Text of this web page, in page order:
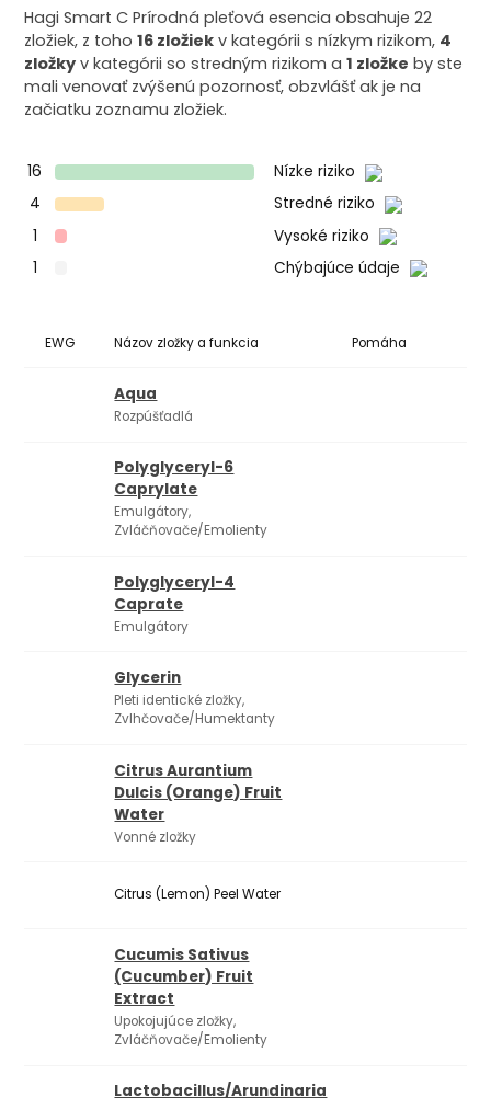
Hagi Smart C Prírodná pleťová esencia obsahuje 22
zložiek, z toho16 zložiek v kategórii s nízkym rizikom, 4
zložky v kategórii so stredným rizikom a1 zložke by ste
mali venovať zvýšenú pozornosť, obzvlášť ak je na
začiatku zoznamu zložiek.
16
Nízke riziko
4
Stredné riziko
1
Vysoké riziko
1
Chýbajúce údaje
EWG Názov zložky a funkcia Pomáha
Aqua
Rozpúšťadlá
Polyglyceryl-6
Caprylate
Emulgátory,
Zvláčňovače/Emolienty
Polyglyceryl-4
Caprate
Emulgátory
Glycerin
Pleti identické zložky,
Zvlhčovače/Humektanty
Citrus Aurantium
Dulcis (Orange) Fruit
Water
Vonné zložky
Citrus (Lemon) Peel Water
Cucumis Sativus
(Cucumber) Fruit
Extract
Upokojujúce zložky,
Zvláčňovače/Emolienty
Lactobacillus/Arundinaria